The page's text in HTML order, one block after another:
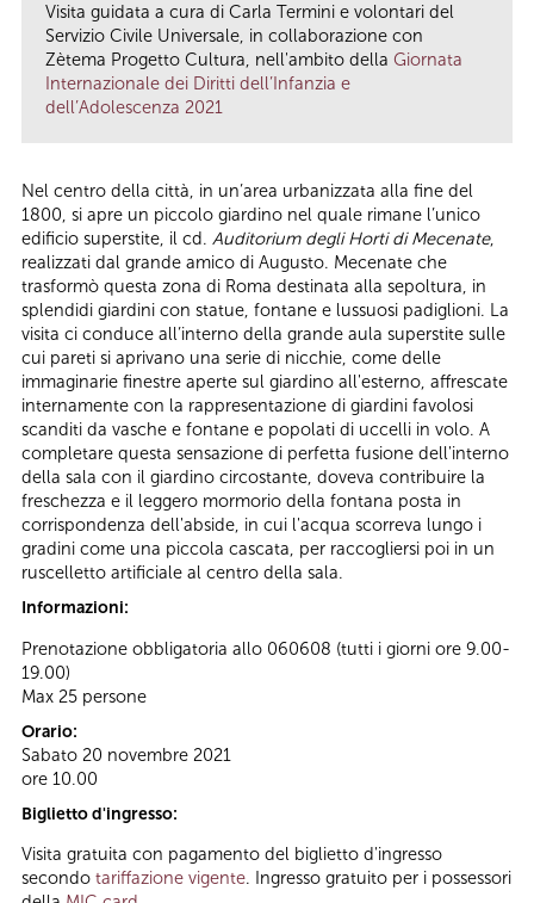
Visita guidata a cura di Carla Termini e volontari del
Servizio Civile Universale, in collaborazione con
Zètema Progetto Cultura, nell'ambito della Giornata
Internazionale dei Diritti dell’Infanzia e
dell’Adolescenza 2021
Nel centro della città, in un’area urbanizzata alla fine del
1800, si apre un piccolo giardino nel quale rimane l’unico
edificio superstite, il cd. Auditorium degli Horti di Mecenate,
realizzati dal grande amico di Augusto. Mecenate che
trasformò questa zona di Roma destinata alla sepoltura, in
splendidi giardini con statue, fontane e lussuosi padiglioni. La
visita ci conduce all’interno della grande aula superstite sulle
cui pareti si aprivano una serie di nicchie, come delle
immaginarie finestre aperte sul giardino all'esterno, affrescate
internamente con la rappresentazione di giardini favolosi
scanditi da vasche e fontane e popolati di uccelli in volo. A
completare questa sensazione di perfetta fusione dell'interno
della sala con il giardino circostante, doveva contribuire la
freschezza e il leggero mormorio della fontana posta in
corrispondenza dell'abside, in cui l'acqua scorreva lungo i
gradini come una piccola cascata, per raccogliersi poi in un
ruscelletto artificiale al centro della sala.
Informazioni:
Prenotazione obbligatoria allo 060608 (tutti i giorni ore 9.00-
19.00)
Max 25 persone
Orario:
Sabato 20 novembre 2021
ore 10.00
Biglietto d'ingresso:
Visita gratuita con pagamento del biglietto d'ingresso
secondo tariffazione vigente. Ingresso gratuito per i possessori